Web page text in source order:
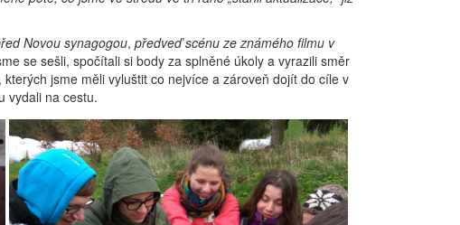
Novou synagogou, předveď scénu ze známého filmu v
se sešli, spočítali si body za splněné úkoly a vyrazili směr
jsme měli vyluštit co nejvíce a zároveň dojít do cíle v
vydali na cestu.